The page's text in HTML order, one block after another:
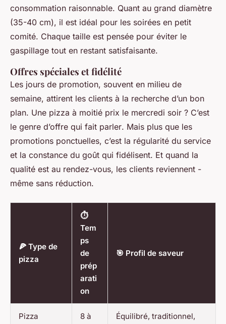
consommation raisonnable. Quant au grand diamètre
(35-40 cm), il est idéal pour les soirées en petit
comité. Chaque taille est pensée pour éviter le
gaspillage tout en restant satisfaisante.
Offres spéciales et fidélité
Les jours de promotion, souvent en milieu de
semaine, attirent les clients à la recherche d’un bon
plan. Une pizza à moitié prix le mercredi soir ? C’est
le genre d’offre qui fait parler. Mais plus que les
promotions ponctuelles, c’est la régularité du service
et la constance du goût qui fidélisent. Et quand la
qualité est au rendez-vous, les clients reviennent -
même sans réduction.
🍕 Type de
pizza
⏱️
Tem
ps
de
prép
arati
on
🎯 Profil de saveur
Pizza 8 à Équilibré, traditionnel,